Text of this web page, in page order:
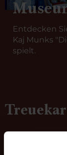
Entdecken
Kaj Munks
spielt.